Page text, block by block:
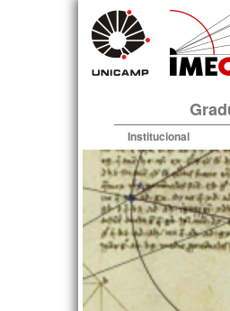
Institucional